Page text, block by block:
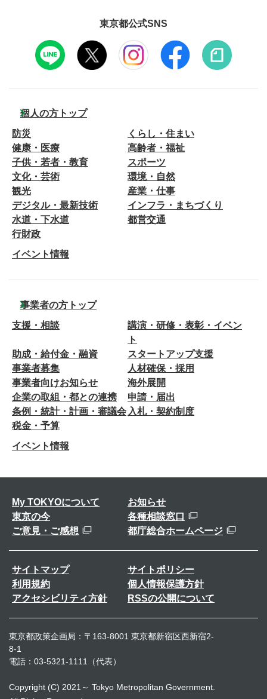
東京都公式SNS
個人の方トップ
防災
くらし・住まい
健康・医療
高齢者・福祉
子供・若者・教育
スポーツ
文化・芸術
環境・自然
観光
産業・仕事
デジタル・最新技術
インフラ・まちづくり
水道・下水道
都営交通
行財政
イベント情報
事業者の方トップ
支援・相談
講演・研修・表彰・イベン
ト
助成・給付金・融資
スタートアップ支援
事業者募集
人材確保・採用
事業者向けお知らせ
海外展開
企業の取組・都との連携
申請・届出
条例・統計・計画・審議会 入札・契約制度
税金・予算
イベント情報
My TOKYOについて
お知らせ
東京の今
各種相談窓口
ご意見・ご感想
都庁総合ホームページ
サイトマップ
サイトポリシー
利用規約
個人情報保護方針
アクセシビリティ方針
RSSの公開について
東京都政策企画局：〒163-8001 東京都新宿区西新宿2-
8-1
電話：03-5321-1111（代表）
Copyright (C) 2021～ Tokyo Metropolitan Government.